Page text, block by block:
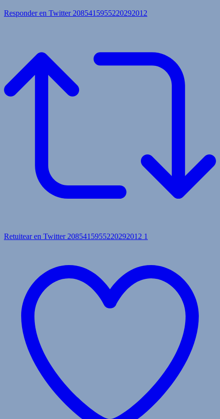
Responder en Twitter 2085415955220292012
Retuitear en Twitter 2085415955220292012 1